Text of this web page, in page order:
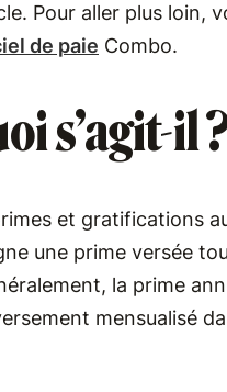
Pour aller plus loin,
de paie Combo.
s’agit-il
et gratifications
une prime versée
la prime
mensualisé